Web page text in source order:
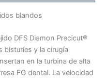
blandos
DFS Diamon Precicut®
bisturíes y la cirugía
en la turbina de alta
FG dental. La velocidad